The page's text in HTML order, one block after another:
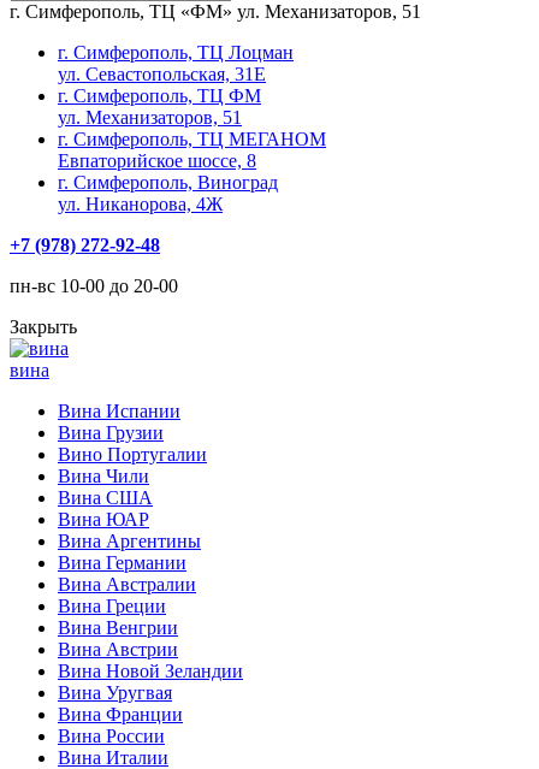
г. Симферополь, ТЦ «ФМ» ул. Механизаторов, 51
г. Симферополь, ТЦ Лоцман
ул. Севастопольская, 31Е
г. Симферополь, ТЦ ФМ
ул. Механизаторов, 51
г. Симферополь, ТЦ МЕГАНОМ
Евпаторийское шоссе, 8
г. Симферополь, Виноград
ул. Никанорова, 4Ж
+7 (978) 272-92-48
пн-вс 10-00 до 20-00
Закрыть
вина
Вина Испании
Вина Грузии
Вино Португалии
Вина Чили
Вина США
Вина ЮАР
Вина Аргентины
Вина Германии
Вина Австралии
Вина Греции
Вина Венгрии
Вина Австрии
Вина Новой Зеландии
Вина Уругвая
Вина Франции
Вина России
Вина Италии